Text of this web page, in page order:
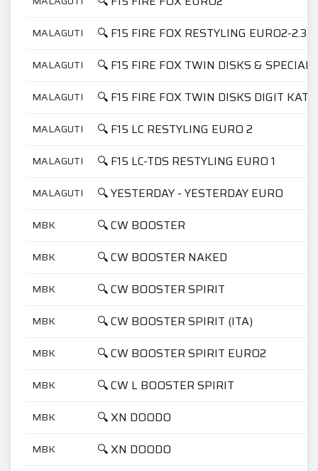
MALAGUTI 🔍 F15 FIRE FOX RESTYLING EURO2-2.3
MALAGUTI 🔍 F15 FIRE FOX TWIN DISKS & SPECIAL
MALAGUTI 🔍 F15 FIRE FOX TWIN DISKS DIGIT KAT
MALAGUTI 🔍 F15 LC RESTYLING EURO 2
MALAGUTI 🔍 F15 LC-TDS RESTYLING EURO 1
MALAGUTI 🔍 YESTERDAY - YESTERDAY EURO
MBK 🔍 CW BOOSTER
MBK 🔍 CW BOOSTER NAKED
MBK 🔍 CW BOOSTER SPIRIT
MBK 🔍 CW BOOSTER SPIRIT (ITA)
MBK 🔍 CW BOOSTER SPIRIT EURO2
MBK 🔍 CW L BOOSTER SPIRIT
MBK 🔍 XN DOODO
MBK 🔍 XN DOODO